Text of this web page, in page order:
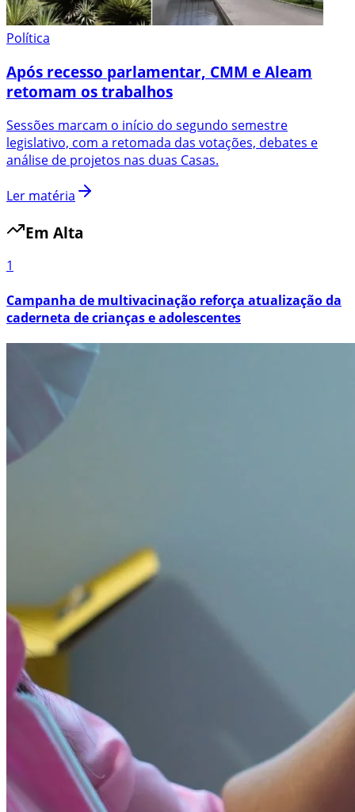
Política
Após recesso parlamentar, CMM e Aleam
retomam os trabalhos
Sessões marcam o início do segundo semestre
legislativo, com a retomada das votações, debates e
análise de projetos nas duas Casas.
Ler matéria
Em Alta
1
Campanha de multivacinação reforça atualização da
caderneta de crianças e adolescentes